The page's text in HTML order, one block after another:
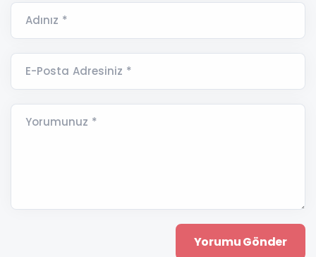
Adınız *
E-Posta Adresiniz *
Yorumunuz *